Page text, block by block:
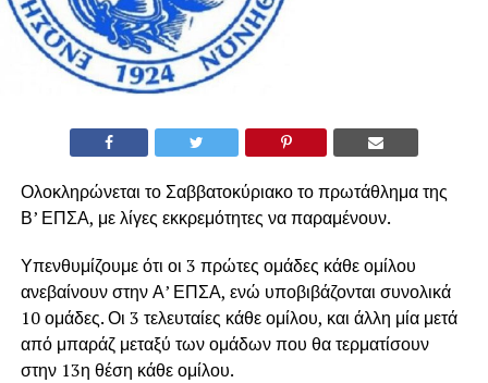
Ολοκληρώνεται το Σαββατοκύριακο το πρωτάθλημα της
Β’ ΕΠΣΑ, με λίγες εκκρεμότητες να παραμένουν.
Υπενθυμίζουμε ότι οι 3 πρώτες ομάδες κάθε ομίλου
ανεβαίνουν στην Α’ ΕΠΣΑ, ενώ υποβιβάζονται συνολικά
10 ομάδες. Οι 3 τελευταίες κάθε ομίλου, και άλλη μία μετά
από μπαράζ μεταξύ των ομάδων που θα τερματίσουν
στην 13η θέση κάθε ομίλου.